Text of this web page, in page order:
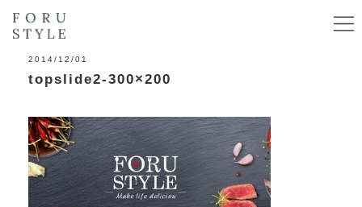
2014/12/01
topslide2-300×200